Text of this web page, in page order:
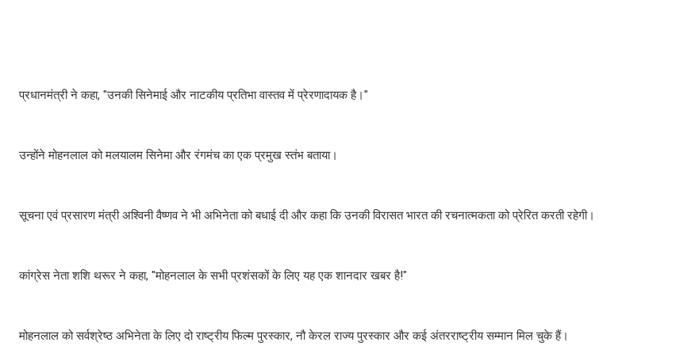
प्रधानमंत्री ने कहा, "उनकी सिनेमाई और नाटकीय प्रतिभा वास्तव में प्रेरणादायक है।"
उन्होंने मोहनलाल को मलयालम सिनेमा और रंगमंच का एक प्रमुख स्तंभ बताया।
सूचना एवं प्रसारण मंत्री अश्विनी वैष्णव ने भी अभिनेता को बधाई दी और कहा कि उनकी विरासत भारत की रचनात्मकता को प्रेरित करती रहेगी।
कांग्रेस नेता शशि थरूर ने कहा, "मोहनलाल के सभी प्रशंसकों के लिए यह एक शानदार खबर है!"
मोहनलाल को सर्वश्रेष्ठ अभिनेता के लिए दो राष्ट्रीय फिल्म पुरस्कार, नौ केरल राज्य पुरस्कार और कई अंतरराष्ट्रीय सम्मान मिल चुके हैं।